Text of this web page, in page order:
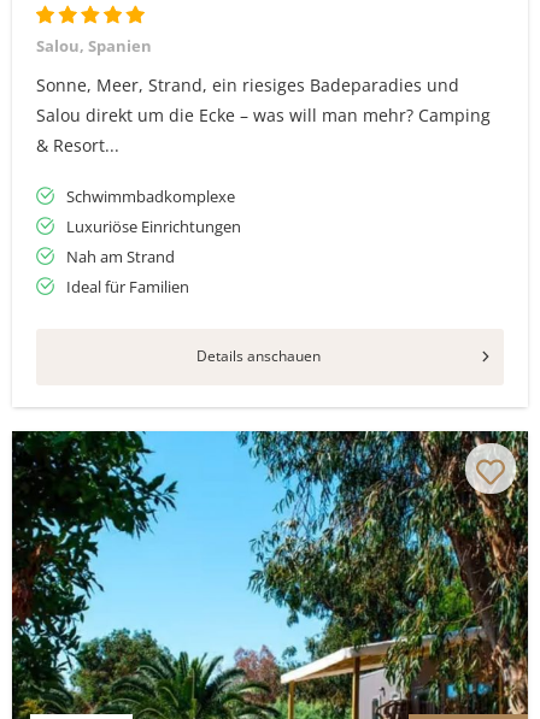
Salou, Spanien
Sonne, Meer, Strand, ein riesiges Badeparadies und
Salou direkt um die Ecke – was will man mehr? Camping
& Resort...
Schwimmbadkomplexe
Luxuriöse Einrichtungen
Nah am Strand
Ideal für Familien
Details anschauen